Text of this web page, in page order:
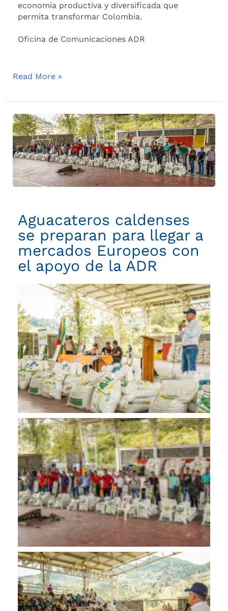
economía productiva y diversificada que
permita transformar Colombia.
Oficina de Comunicaciones ADR
Read More »
Aguacateros caldenses
se preparan para llegar a
mercados Europeos con
el apoyo de la ADR
Aguacateros
Caldenses
se
Preparan
para
Llegar
a
con
Apoyo
de
la